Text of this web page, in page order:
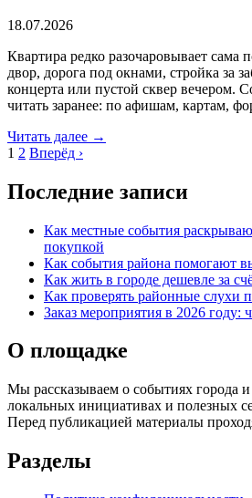
18.07.2026
Квартира редко разочаровывает сама
двор, дорога под окнами, стройка за
концерта или пустой сквер вечером.
читать заранее: по афишам, картам,
Читать далее →
1 2 Вперёд ›
Последние записи
Как местные события
покупкой
Как события района помогают
Как жить в городе дешевле за
Как проверять районные слухи
Заказ мероприятия в 2026 году:
О площадке
Мы рассказываем о событиях города и
локальных инициативах и полезных
Перед публикацией материалы
Разделы